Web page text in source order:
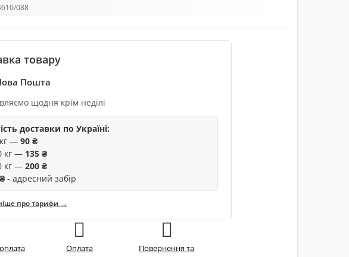
088
товару
Пошта
щодня крім неділі
доставки по Україні:
— 90 ₴
кг — 135 ₴
кг — 200 ₴
- адресний забір
про тарифи →
Оплата
Повернення та